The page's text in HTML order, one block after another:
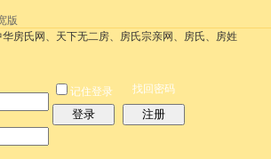
版
记住登录
登录
找回密码
注册